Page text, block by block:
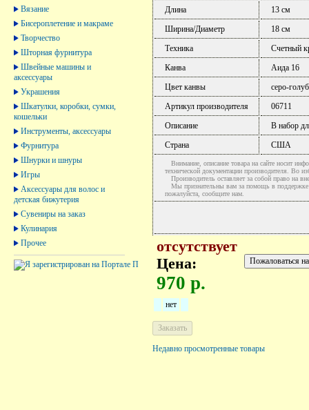
Вязание
Бисероплетение и макраме
Творчество
Шторная фурнитура
Швейные машины и
аксессуары
Украшения
Шкатулки, коробки, сумки,
кошельки
Инструменты, аксессуары
Фурнитура
Шнурки и шнуры
Игры
Аксессуары для волос и
детская бижутерия
Сувениры на заказ
Кулинария
Прочее
Длина
13 см
Ширина/Диаметр
18 см
Техника
Счетный
Канва
Аида 16
Цвет канвы
серо-
Артикул производителя
06711
Описание
В набор
Страна
США
Внимание, описание товара на сайте носит
технической документации производителя. Во
Производитель оставляет за собой право на
Мы признательны вам за помощь в поддержке
пожалуйста, сообщите нам.
отсутствует
Цена:
970 р.
нет
Недавно просмотренные товары